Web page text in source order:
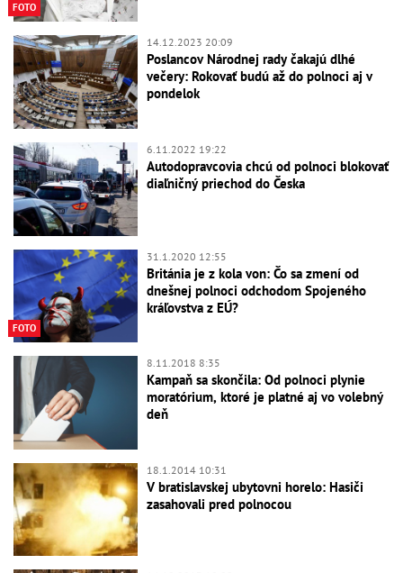
FOTO
14.12.2023 20:09
Poslancov Národnej rady čakajú dlhé
večery: Rokovať budú až do polnoci aj v
pondelok
6.11.2022 19:22
Autodopravcovia chcú od polnoci blokovať
diaľničný priechod do Česka
FOTO
31.1.2020 12:55
Británia je z kola von: Čo sa zmení od
dnešnej polnoci odchodom Spojeného
kráľovstva z EÚ?
8.11.2018 8:35
Kampaň sa skončila: Od polnoci plynie
moratórium, ktoré je platné aj vo volebný
deň
18.1.2014 10:31
V bratislavskej ubytovni horelo: Hasiči
zasahovali pred polnocou